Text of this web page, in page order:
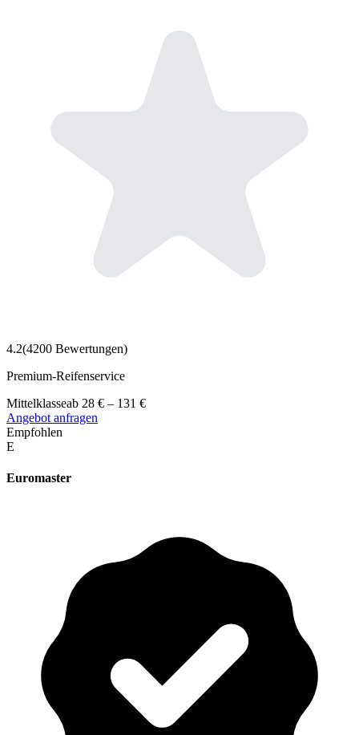
4.2(4200 Bewertungen)
Premium-Reifenservice
Mittelklasseab 28 € – 131 €
Angebot anfragen
Empfohlen
E
Euromaster